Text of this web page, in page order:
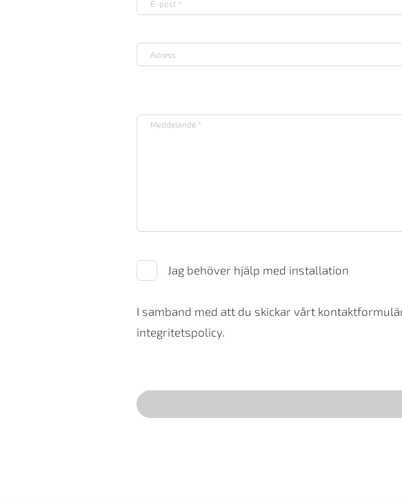
Jag behöver hjälp med installation
I samband med att du skickar vårt
integritetspolicy.